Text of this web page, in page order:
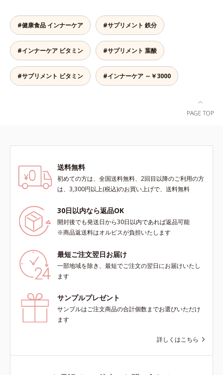
とは、花茶の代表的な原料、メイク
イファをはじめ、ポリフェノールを
含むローズマリーなど古来より伝わ
る6種の植物エキスをぎゅっと凝縮
したオリジナルブレンドのエキスで
す。＊美凛六草（メイリンロクソ
ウ）エキスとは、メイクイファ、ベ
ー、ホップ、キクカ、6種類の植物
#健康食品 インナーケア #サプリメント 鉄分
#インナーケア ビタミン #サプリメント 葉酸
#サプリメント ビタミン #インナーケア ～￥3000
送料無料
初めての方は、全国送料無料、2回目以降のご利用の方
は、3,300円以上(税込)のお買い上げで、送料無料
30日以内なら返品OK
開封後でも発送日から30日以内であれば返品可能
※商品返送料はオルビスが負担いたします
最短ご注文翌日お届け
一部地域を除き、最短でご注文の翌日にお届けいたし
ます
サンプルプレゼント
サンプルはご注文商品の合計個数までお選びいただけ
ます
詳しくはこちら